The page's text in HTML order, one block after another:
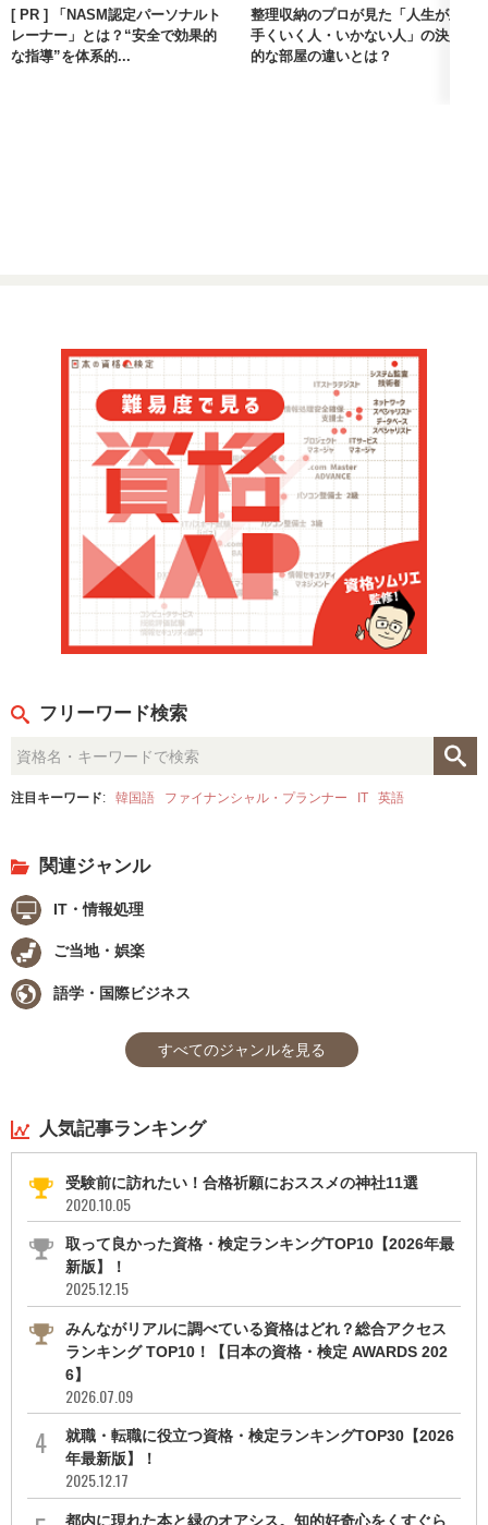
[ PR ] 「NASM認定パーソナルト
レーナー」とは？“安全で効果的
な指導”を体系的...
整理収納のプロが見た「人生が上
手くいく人・いかない人」の決定
的な部屋の違いとは？
フリーワード検索
注目キーワード: 韓国語 ファイナンシャル・プランナー IT 英語
関連ジャンル
IT・情報処理
ご当地・娯楽
語学・国際ビジネス
すべてのジャンルを見る
人気記事ランキング
受験前に訪れたい！合格祈願におススメの神社11選
2020.10.05
取って良かった資格・検定ランキングTOP10【2026年最
新版】！
2025.12.15
みんながリアルに調べている資格はどれ？総合アクセス
ランキング TOP10！【日本の資格・検定 AWARDS 202
6】
2026.07.09
就職・転職に役立つ資格・検定ランキングTOP30【2026
年最新版】！
2025.12.17
都内に現れた本と緑のオアシス。知的好奇心をくすぐら